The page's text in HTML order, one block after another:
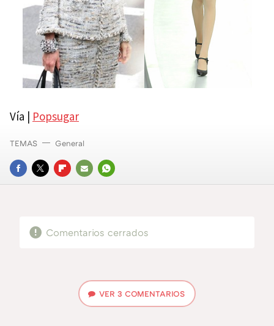
Vía | Popsugar
FACEBOOK
TWITTERFLIPBOARD
E-
WHATSAPP
TEMAS General
Comentarios cerrados
VER 3 COMENTARIOS